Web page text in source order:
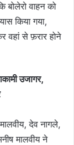
बोलेरो वाहन को
किया गया,
से फ़रार होने
उजागर,
देव नागले,
मालवीय ने